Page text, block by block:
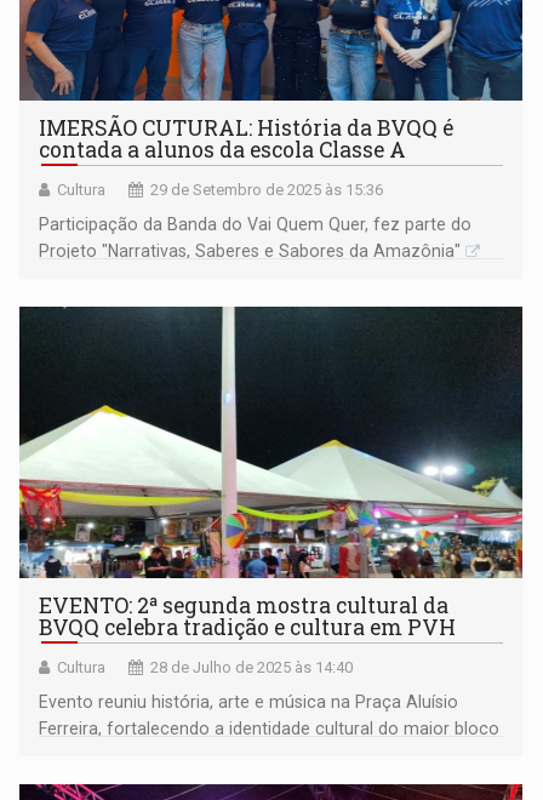
IMERSÃO CUTURAL: História da BVQQ é
contada a alunos da escola Classe A
Cultura 29 de Setembro de 2025 às 15:36
Participação da Banda do Vai Quem Quer, fez parte do
Projeto "Narrativas, Saberes e Sabores da Amazônia"
EVENTO: 2ª segunda mostra cultural da
BVQQ celebra tradição e cultura em PVH
Cultura 28 de Julho de 2025 às 14:40
Evento reuniu história, arte e música na Praça Aluísio
Ferreira, fortalecendo a identidade cultural do maior bloco